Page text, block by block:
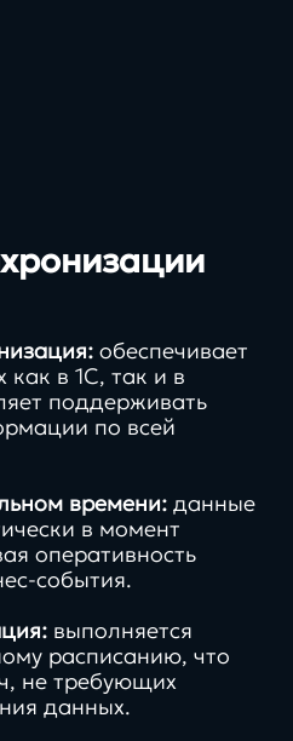
обеспечивает
в 1С, так и в
поддерживать
по всей
времени: данные
в момент
оперативность
события.
выполняется
расписанию, что
не требующих
данных.